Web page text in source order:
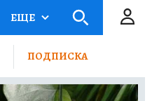
ЕЩЕ
ПОДПИСКА